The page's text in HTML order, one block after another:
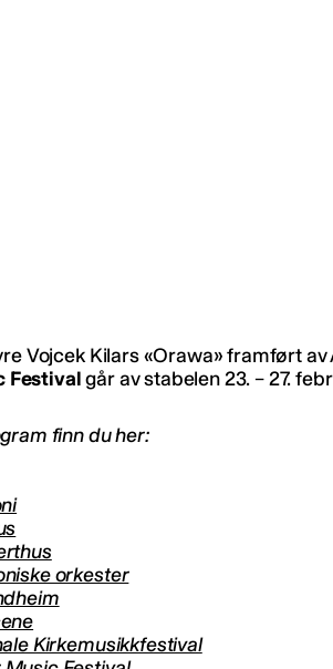
Vojcek Kilars «Orawa» framført
Festivalgår av stabelen 23. – 27.
finn du her:
orkester
Kirkemusikkfestival